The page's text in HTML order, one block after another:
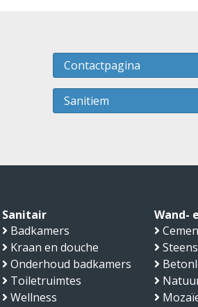
Contactpagina
Sanitiem
Sanitair
Badkamers
Kraan en douche
Onderhoud badkamers
Toiletruimtes
Wellness
Wand-